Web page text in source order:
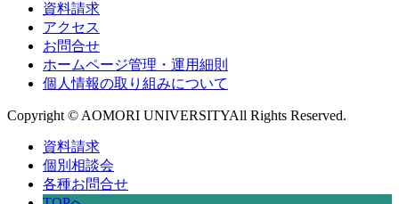
資料請求
アクセス
お問合せ
ホームページ管理・運用細則
個人情報の取り組みについて
Copyright © AOMORI UNIVERSITYAll Rights Reserved.
資料請求
個別相談会
各種お問合せ